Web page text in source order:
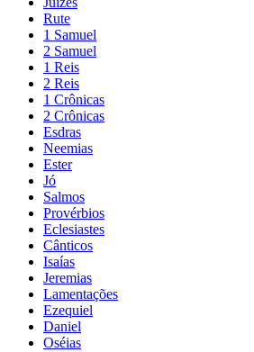
Rute
1 Samuel
2 Samuel
1 Reis
2 Reis
1 Crônicas
2 Crônicas
Esdras
Neemias
Ester
Jó
Salmos
Provérbios
Eclesiastes
Cânticos
Isaías
Jeremias
Lamentações
Ezequiel
Daniel
Oséias